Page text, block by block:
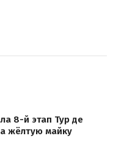
8-й этап Тур де
жёлтую майку